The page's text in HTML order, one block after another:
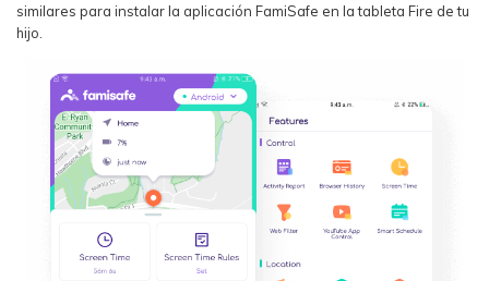
similares para instalar la aplicación FamiSafe en la tableta Fire de tu
hijo.